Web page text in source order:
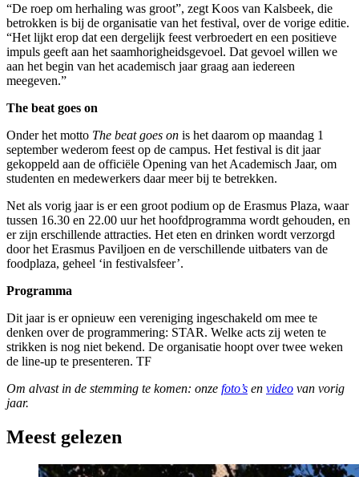
“De roep om herhaling was groot”, zegt Koos van Kalsbeek, die
betrokken is bij de organisatie van het festival, over de vorige editie.
“Het lijkt erop dat een dergelijk feest verbroedert en een positieve
impuls geeft aan het saamhorigheidsgevoel. Dat gevoel willen we
aan het begin van het academisch jaar graag aan iedereen
meegeven.”
The beat goes on
Onder het motto The beat goes on is het daarom op maandag 1
september wederom feest op de campus. Het festival is dit jaar
gekoppeld aan de officiële Opening van het Academisch Jaar, om
studenten en medewerkers daar meer bij te betrekken.
Net als vorig jaar is er een groot podium op de Erasmus Plaza, waar
tussen 16.30 en 22.00 uur het hoofdprogramma wordt gehouden, en
er zijn erschillende attracties. Het eten en drinken wordt verzorgd
door het Erasmus Paviljoen en de verschillende uitbaters van de
foodplaza, geheel ‘in festivalsfeer’.
Programma
Dit jaar is er opnieuw een vereniging ingeschakeld om mee te
denken over de programmering: STAR. Welke acts zij weten te
strikken is nog niet bekend. De organisatie hoopt over twee weken
de line-up te presenteren. TF
Om alvast in de stemming te komen: onze foto’s en video van vorig
jaar.
Meest gelezen